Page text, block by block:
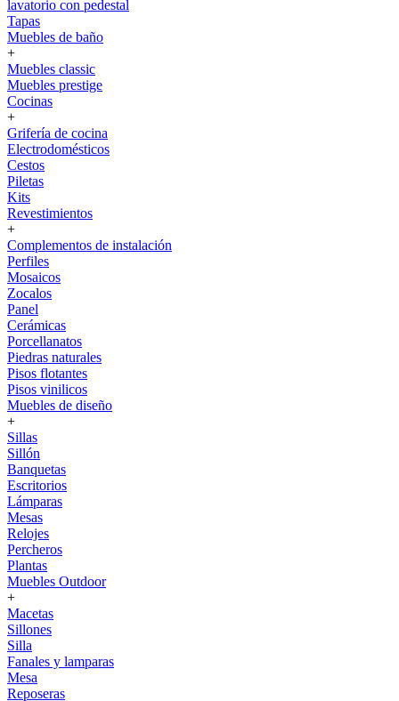
lavatorio con pedestal
Tapas
Muebles de baño
+
Muebles classic
Muebles prestige
Cocinas
+
Grifería de cocina
Electrodomésticos
Cestos
Piletas
Kits
Revestimientos
+
Complementos de instalación
Perfiles
Mosaicos
Zocalos
Panel
Cerámicas
Porcellanatos
Piedras naturales
Pisos flotantes
Pisos vinilicos
Muebles de diseño
+
Sillas
Sillón
Banquetas
Escritorios
Lámparas
Mesas
Relojes
Percheros
Plantas
Muebles Outdoor
+
Macetas
Sillones
Silla
Fanales y lamparas
Mesa
Reposeras